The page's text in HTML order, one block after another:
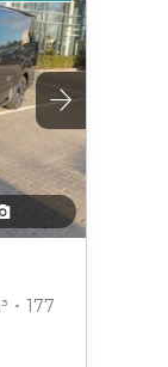
･ 177